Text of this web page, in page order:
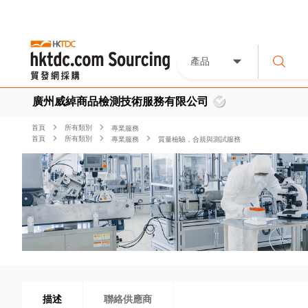
產品
廣州威綽商品檢測技術服務有限公司
首頁 所有類別
專業服務
首頁
所有類別 專業服務 質量檢驗，合規與測試服務
描述 聯絡供應商